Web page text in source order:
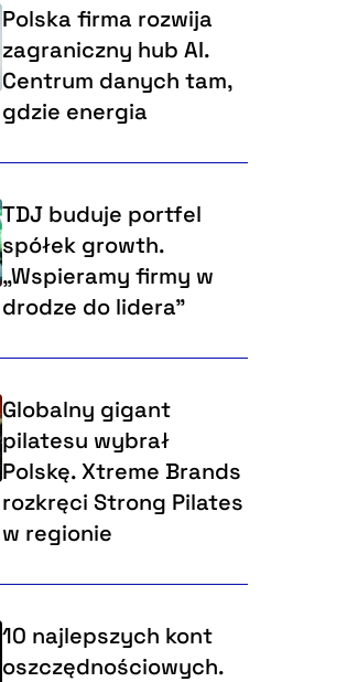
Polska firma rozwija
zagraniczny hub AI.
Centrum danych tam,
gdzie energia
TDJ buduje portfel
spółek growth.
„Wspieramy firmy w
drodze do lidera”
Globalny gigant
pilatesu wybrał
Polskę. Xtreme Brands
rozkręci Strong Pilates
w regionie
10 najlepszych kont
oszczędnościowych.